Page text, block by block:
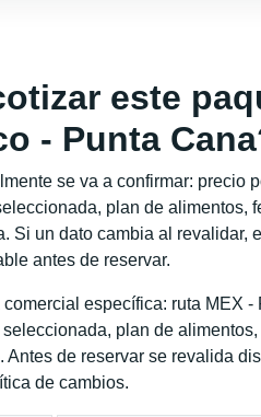
este
- Punta
se va a confirmar: precio
plan de alimentos,
Si un dato cambia al revalidar,
antes de reservar.
específica: ruta MEX -
plan de
Antes de reservar se revalida
de cambios.